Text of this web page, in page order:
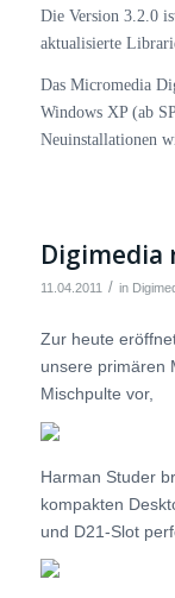
Die Version 3.2.0
aktualisierte
Das Micromedia
Windows XP (ab
Neuinstallationen
Digimedia
11.04.2011 / in
Zur heute
unsere primären
Mischpulte vor,
Harman Studer
kompakten
und D21-Slot